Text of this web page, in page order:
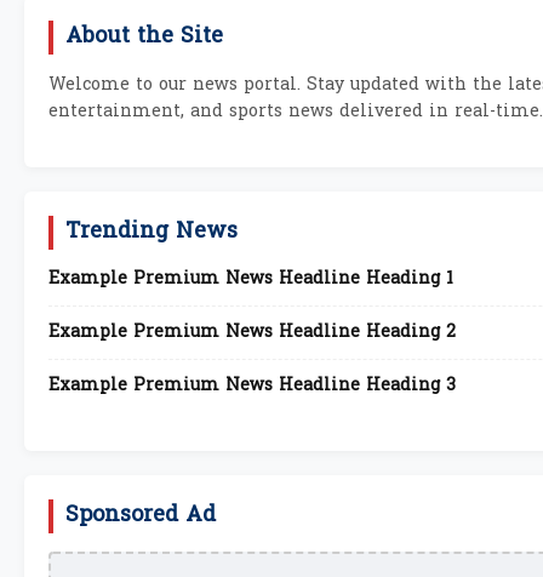
About the Site
Welcome to our news portal. Stay updated with the
entertainment, and sports news delivered in real-time.
Trending News
Example Premium News Headline Heading 1
Example Premium News Headline Heading 2
Example Premium News Headline Heading 3
Sponsored Ad